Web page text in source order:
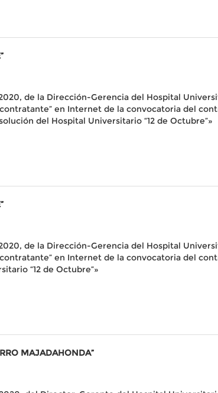
de la Dirección-Gerencia del Hospital
en Internet de la convocatoria del
del Hospital Universitario “12 de Octubre”»
de la Dirección-Gerencia del Hospital
en Internet de la convocatoria del
“12 de Octubre”»
MAJADAHONDA”